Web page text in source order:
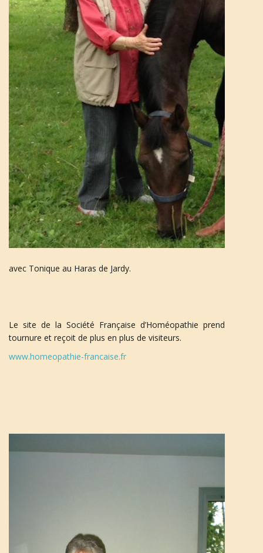
avec Tonique au Haras de Jardy.
Le site de la Société Française d’Homéopathie prend
tournure et reçoit de plus en plus de visiteurs.
www.homeopathie-francaise.fr